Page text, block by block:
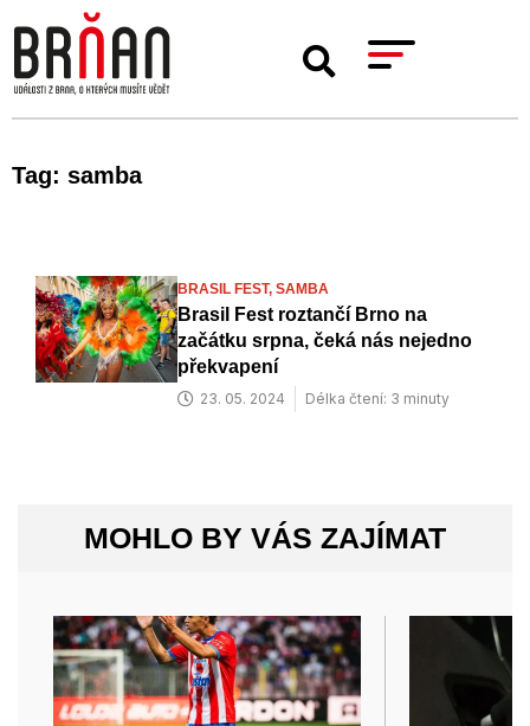
Tag: samba
BRASIL FEST, SAMBA
Brasil Fest roztančí Brno na
začátku srpna, čeká nás nejedno
překvapení
23. 05. 2024 Délka čtení: 3 minuty
MOHLO BY VÁS ZAJÍMAT